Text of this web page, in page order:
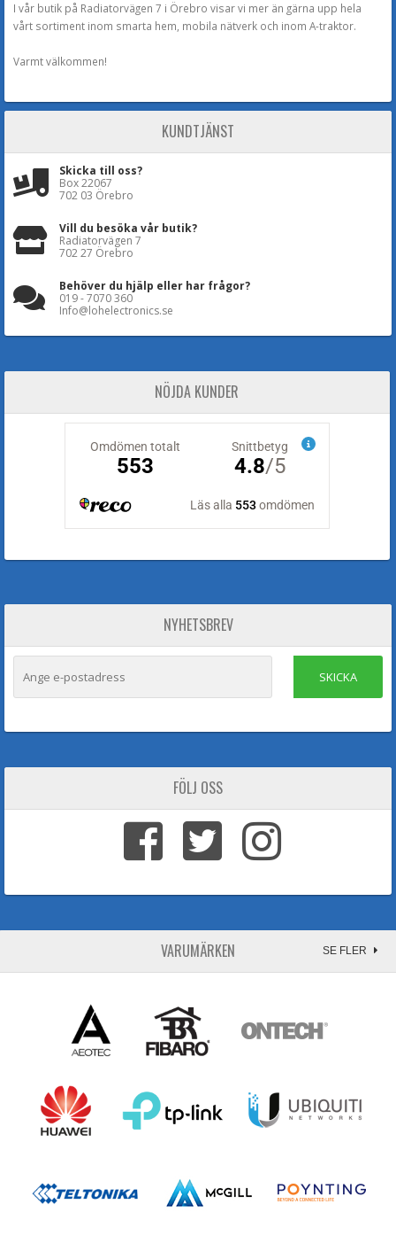
I vår butik på Radiatorvägen 7 i Örebro visar vi mer än gärna upp hela
vårt sortiment inom smarta hem, mobila nätverk och inom A-traktor.
Varmt välkommen!
KUNDTJÄNST
Skicka till oss?
Box 22067
702 03 Örebro
Vill du besöka vår butik?
Radiatorvägen 7
702 27 Örebro
Behöver du hjälp eller har frågor?
019 - 7070 360
Info@lohelectronics.se
NÖJDA KUNDER
NYHETSBREV
SKICKA
FÖLJ OSS
VARUMÄRKEN SE FLER